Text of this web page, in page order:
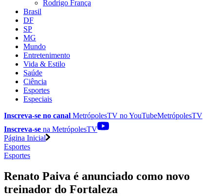
Rodrigo França
Brasil
DF
SP
MG
Mundo
Entretenimento
Vida & Estilo
Saúde
Ciência
Esportes
Especiais
Inscreva-se no canal MetrópolesTV noYouTubeMetrópolesTV
Inscreva-se na MetrópolesTV
Página Inicial
Esportes
Esportes
Renato Paiva é anunciado como novo
treinador do Fortaleza